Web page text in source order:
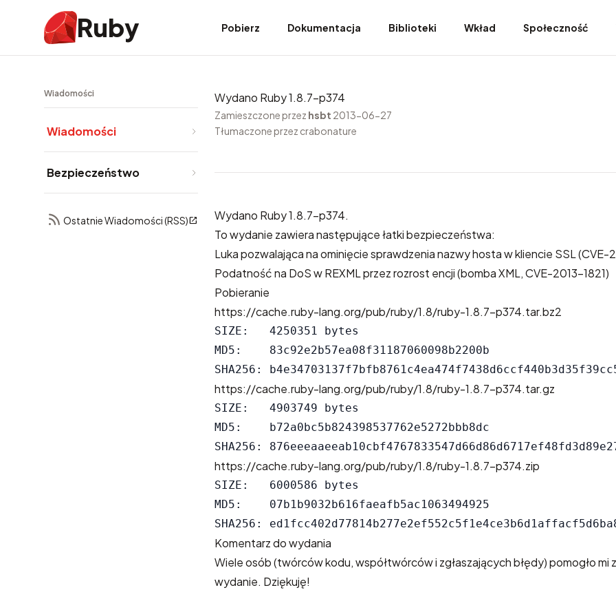
Ruby Pobierz Dokumentacja Biblioteki Wkład Społeczność
Wiadomości
Wiadomości
Bezpieczeństwo
Ostatnie Wiadomości (RSS)
Wydano Ruby 1.8.7-p374
Zamieszczone przez hsbt 2013-06-27
Tłumaczone przez crabonature
Wydano Ruby 1.8.7-p374.
To wydanie zawiera następujące łatki bezpieczeństwa:
Luka pozwalająca na ominięcie sprawdzenia nazwy hosta w kliencie SSL
Podatność na DoS w REXML przez rozrost encji (bomba XML, CVE-2013-1821)
Pobieranie
https://cache.ruby-lang.org/pub/ruby/1.8/ruby-1.8.7-p374.tar.bz2
SIZE:   4250351 bytes
MD5:    83c92e2b57ea08f31187060098b2200b
https://cache.ruby-lang.org/pub/ruby/1.8/ruby-1.8.7-p374.tar.gz
SIZE:   4903749 bytes
MD5:    b72a0bc5b824398537762e5272bbb8dc
https://cache.ruby-lang.org/pub/ruby/1.8/ruby-1.8.7-p374.zip
SIZE:   6000586 bytes
MD5:    07b1b9032b616faeafb5ac1063494925
Komentarz do wydania
Wiele osób (twórców kodu, współtwórców i zgłaszających błędy) pomogło mi
wydanie. Dziękuję!